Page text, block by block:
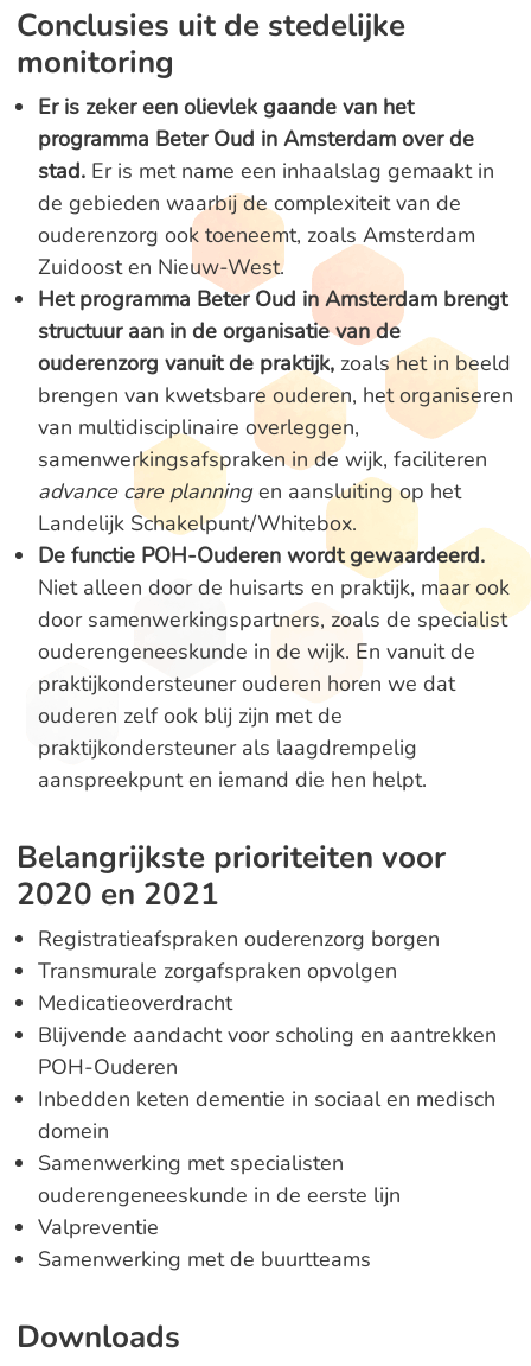
Conclusies uit de stedelijke
monitoring
Er is zeker een olievlek gaande van het
programma Beter Oud in Amsterdam over de
stad.Er is met name een inhaalslag gemaakt in
de gebieden waarbij de complexiteit van de
ouderenzorg ook toeneemt, zoals Amsterdam
Zuidoost en Nieuw-West.
Het programma Beter Oud in Amsterdam brengt
structuur aan in de organisatie van de
ouderenzorg vanuit de praktijk,zoals het in beeld
brengen van kwetsbare ouderen, het organiseren
van multidisciplinaire overleggen,
samenwerkingsafspraken in de wijk, faciliteren
advance care planningen aansluiting op het
Landelijk Schakelpunt/Whitebox.
De functie POH-Ouderen wordt gewaardeerd.
Niet alleen door de huisarts en praktijk, maar ook
door samenwerkingspartners, zoals de specialist
ouderengeneeskunde in de wijk. En vanuit de
praktijkondersteuner ouderen horen we dat
ouderen zelf ook blij zijn met de
praktijkondersteuner als laagdrempelig
aanspreekpunt en iemand die hen helpt.
Belangrijkste prioriteiten voor
2020 en 2021
Registratieafspraken ouderenzorg borgen
Transmurale zorgafspraken opvolgen
Medicatieoverdracht
Blijvende aandacht voor scholing en aantrekken
POH-Ouderen
Inbedden keten dementie in sociaal en medisch
domein
Samenwerking met specialisten
ouderengeneeskunde in de eerste lijn
Valpreventie
Samenwerking met de buurtteams
Downloads